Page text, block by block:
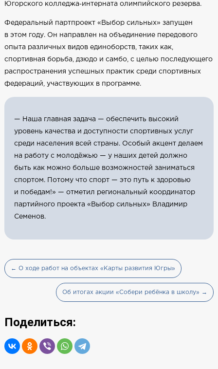
Югорского колледжа‑интерната олимпийского резерва.
Федеральный партпроект «Выбор сильных» запущен
в этом году. Он направлен на объединение передового
опыта различных видов единоборств, таких как,
спортивная борьба, дзюдо и самбо, с целью последующего
распространения успешных практик среди спортивных
федераций, участвующих в программе.
— Наша главная задача — обеспечить высокий
уровень качества и доступности спортивных услуг
среди населения всей страны. Особый акцент делаем
на работу с молодёжью — у наших детей должно
быть как можно больше возможностей заниматься
спортом. Потому что спорт — это путь к здоровью
и победам!» — отметил региональный координатор
партийного проекта «Выбор сильных» Владимир
Семенов.
← О ходе работ на объектах «Карты развития Югры»
Об итогах акции «Собери ребёнка в школу» →
Поделиться: